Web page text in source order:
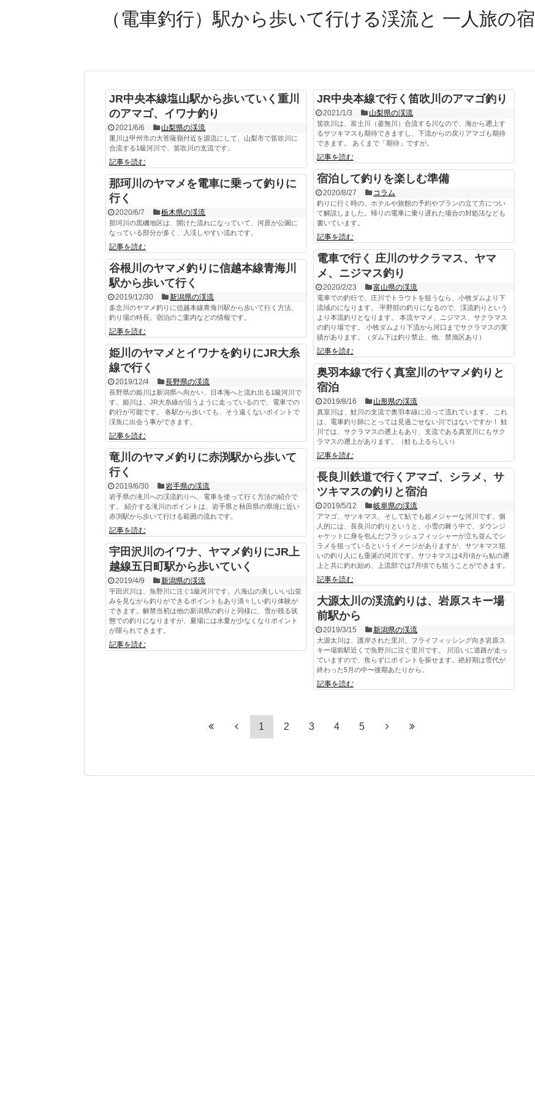
（電車釣行）駅から歩いて行ける渓流と 一人旅の宿
JR中央本線塩山駅から歩いていく重川
のアマゴ、イワナ釣り
2021/6/6 山梨県の渓流
重川は甲州市の大菩薩嶺付近を源流にして、山梨市で笛吹川に
合流する1級河川で、笛吹川の支流です。
記事を読む
JR中央本線で行く笛吹川のアマゴ釣り
2021/1/3 山梨県の渓流
笛吹川は、富士川（釜無川）合流する川なので、海から遡上す
るサツキマスも期待できますし、下流からの戻りアマゴも期待
できます。 あくまで「期待」ですが。
記事を読む
宿泊して釣りを楽しむ準備
2020/8/27 コラム
釣りに行く時の、ホテルや旅館の予約やプランの立て方につい
て解説しました。帰りの電車に乗り遅れた場合の対処法なども
書いています。
記事を読む
那珂川のヤマメを電車に乗って釣りに
行く
2020/6/7 栃木県の渓流
那珂川の黒磯地区は、開けた流れになっていて、河原が公園に
なっている部分が多く、入渓しやすい流れです。
記事を読む
電車で行く 庄川のサクラマス、ヤマ
メ、ニジマス釣り
2020/2/23 富山県の渓流
電車での釣行で、庄川でトラウトを狙うなら、小牧ダムより下
流域のになります。 平野部の釣りになるので、渓流釣りという
より本流釣りとなります。 本流ヤマメ、ニジマス、サクラマス
の釣り場です。 小牧ダムより下流から河口までサクラマスの実
績があります。（ダム下は釣り禁止、他、禁漁区あり）
記事を読む
谷根川のヤマメ釣りに信越本線青海川
駅から歩いて行く
2019/12/30 新潟県の渓流
多念川のヤマメ釣りに信越本線青海川駅から歩いて行く方法、
釣り場の特長。宿泊のご案内などの情報です。
記事を読む
姫川のヤマメとイワナを釣りにJR大糸
線で行く
2019/12/4 長野県の渓流
長野県の姫川は新潟県へ向かい、日本海へと流れ出る1級河川で
す。姫川は、JR大糸線が沿うように走っているので、電車での
釣行が可能です。 各駅から歩いても、そう遠くないポイントで
渓魚に出会う事ができます。
記事を読む
奥羽本線で行く真室川のヤマメ釣りと
宿泊
2019/8/16 山形県の渓流
真室川は、鮭川の支流で奥羽本線に沿って流れています。 これ
は、電車釣り師にとっては見過ごせない川ではないですか！ 鮭
川では、サクラマスの遡上もあり、支流である真室川にもサク
ラマスの遡上があります。（鮭も上るらしい）
記事を読む
竜川のヤマメ釣りに赤渕駅から歩いて
行く
2019/6/30 岩手県の渓流
岩手県の滝川への渓流釣りへ、電車を使って行く方法の紹介で
す。 紹介する滝川のポイントは、岩手県と秋田県の県境に近い
赤渕駅から歩いて行ける範囲の流れです。
記事を読む
長良川鉄道で行くアマゴ、シラメ、サ
ツキマスの釣りと宿泊
2019/5/12 岐阜県の渓流
アマゴ、サツキマス、そして鮎でも超メジャーな河川です。個
人的には、長良川の釣りというと、小雪の舞う中で、ダウンジ
ャケットに身を包んだフラッシュフィッシャーが立ち並んでシ
ラメを狙っているというイメージがありますが、サツキマス狙
いの釣り人にも垂涎の河川です。サツキマスは4月頃から鮎の遡
上と共に釣れ始め、上流部では7月頃でも狙うことができます。
記事を読む
宇田沢川のイワナ、ヤマメ釣りにJR上
越線五日町駅から歩いていく
2019/4/9 新潟県の渓流
宇田沢川は、魚野川に注ぐ1級河川です。八海山の美しいい山並
みを見ながら釣りができるポイントもあり清々しい釣り体験が
できます。解禁当初は他の新潟県の釣りと同様に、雪が残る状
態での釣りになりますが、夏場には水量が少なくなりポイント
が限られてきます。
記事を読む
大源太川の渓流釣りは、岩原スキー場
前駅から
2019/3/15 新潟県の渓流
大源太川は、護岸された里川。フライフィッシング向き岩原ス
キー場前駅近くで魚野川に注ぐ里川です。 川沿いに道路が走っ
ていますので、焦らずにポイントを探せます。絶好期は雪代が
終わった5月の中〜後期あたりから。
記事を読む
1 2 3 4 5